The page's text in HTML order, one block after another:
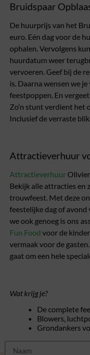
Bruidspaar
De huurprijs van het
euro. Eén dag voor de
ophalen. Vervolgens
huurdatum weer
vervoeren. Geef bij de
is. Daarna wensen we
feestpoppen. En
Zo’n stunt verdient het
Inclusief de verraste
Attractieverhuur
Attractieverhuur
Bekijk alle attracties en
trouwfeest. Met deze
feestelijke dag of
we ook genoeg is ons
Fun Food voor de
vermaak voor de
gaat om een hele
Wat krijg je?
De complete
Blowers,
Grondankers